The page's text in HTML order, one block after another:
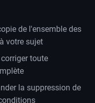
de l'ensemble des
votre sujet
toute
la suppression de